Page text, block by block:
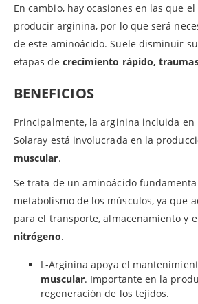
En cambio, hay ocasiones en las que
producir arginina, por lo que será
de este aminoácido. Suele disminuir
etapas de crecimiento rápido,
BENEFICIOS
Principalmente, la arginina incluida en
Solaray está involucrada en la
muscular.
Se trata de un aminoácido
metabolismo de los músculos, ya que
para el transporte, almacenamiento y
nitrógeno.
L-Arginina apoya el
muscular. Importante en la
regeneración de los tejidos.